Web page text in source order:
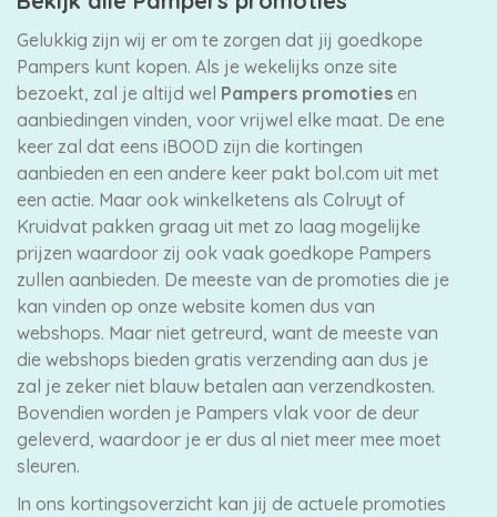
Gelukkig zijn wij er om te zorgen dat jij goedkope
Pampers kunt kopen. Als je wekelijks onze site
bezoekt, zal je altijd wel Pampers promoties en
aanbiedingen vinden, voor vrijwel elke maat. De ene
keer zal dat eens iBOOD zijn die kortingen
aanbieden en een andere keer pakt bol.com uit met
een actie. Maar ook winkelketens als Colruyt of
Kruidvat pakken graag uit met zo laag mogelijke
prijzen waardoor zij ook vaak goedkope Pampers
zullen aanbieden. De meeste van de promoties die je
kan vinden op onze website komen dus van
webshops. Maar niet getreurd, want de meeste van
die webshops bieden gratis verzending aan dus je
zal je zeker niet blauw betalen aan verzendkosten.
Bovendien worden je Pampers vlak voor de deur
geleverd, waardoor je er dus al niet meer mee moet
sleuren.
In ons kortingsoverzicht kan jij de actuele promoties